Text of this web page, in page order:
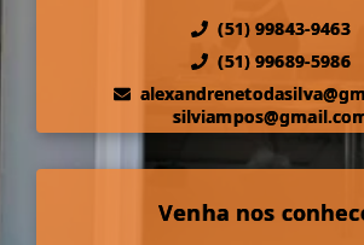
(51) 99843-9463
(51) 99689-5986
Venha nos